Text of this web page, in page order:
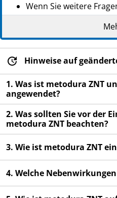
Wenn Sie weitere
an Ihren Arzt oder
Dieses Arzneimittel
verschrieben. Geben
Es kann anderen
diese die gleichen
Wenn Sie
sich an Ihren Arzt oder
für Nebenwirkungen,
Packungsbeilage
Hinweise auf
1. Was ist metodura ZNT
angewendet?
2. Was sollten Sie vor der
metodura ZNT beachten?
3. Wie ist metodura ZNT
4. Welche